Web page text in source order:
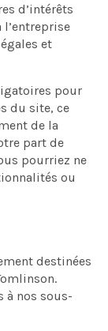
d’intérêts
l’entreprise
et
pour
du site, ce
de la
part de
pourriez ne
ou
destinées
à nos sous-